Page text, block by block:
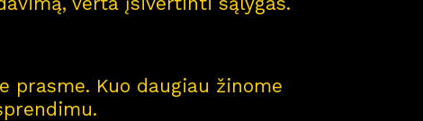
Kuo daugiau žinome